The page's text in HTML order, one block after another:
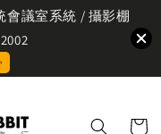
會議室系統 / 攝影棚